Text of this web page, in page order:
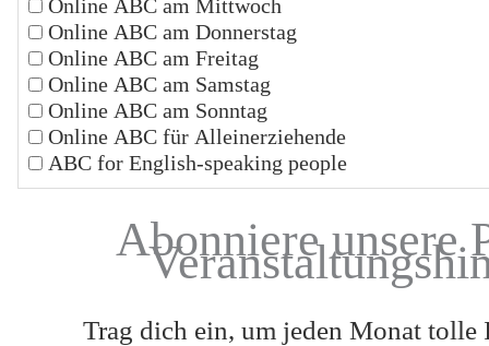
Online ABC am Mittwoch
Online ABC am Donnerstag
Online ABC am Freitag
Online ABC am Samstag
Online ABC am Sonntag
Online ABC für Alleinerziehende
ABC for English-speaking people
Abonniere unsere
Trag dich ein, um jeden Monat tolle